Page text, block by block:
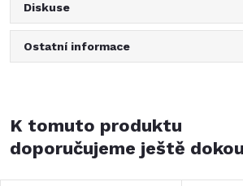
Diskuse
Ostatní informace
K tomuto produktu
doporučujeme ještě